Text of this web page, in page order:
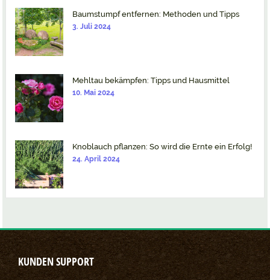
Baumstumpf entfernen: Methoden und Tipps
3. Juli 2024
Mehltau bekämpfen: Tipps und Hausmittel
10. Mai 2024
Knoblauch pflanzen: So wird die Ernte ein Erfolg!
24. April 2024
KUNDEN SUPPORT